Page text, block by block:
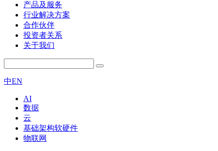
产品及服务
行业解决方案
合作伙伴
投资者关系
关于我们
中EN
AI
数据
云
基础架构软硬件
物联网